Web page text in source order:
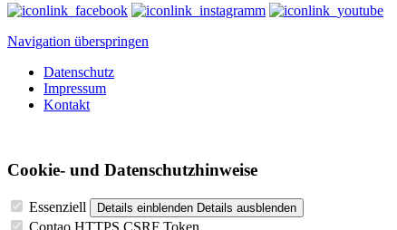
Navigation überspringen
Datenschutz
Impressum
Kontakt
Cookie- und Datenschutzhinweise
Essenziell Details einblenden Details ausblenden
Contao HTTPS CSRF Token